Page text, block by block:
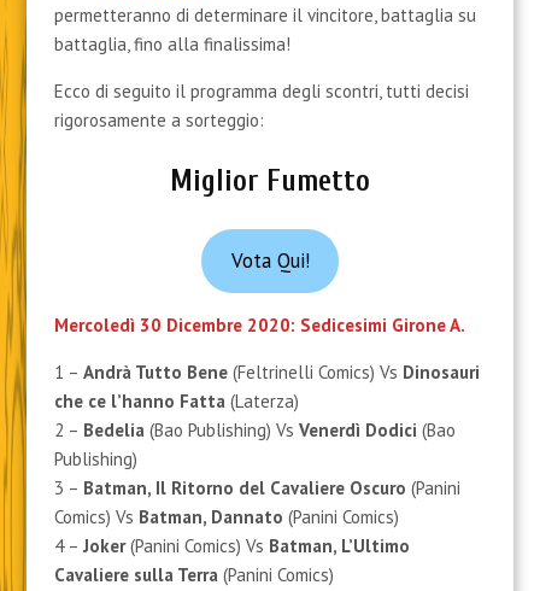
permetteranno di determinare il vincitore, battaglia su
battaglia, fino alla finalissima!
Ecco di seguito il programma degli scontri, tutti decisi
rigorosamente a sorteggio:
Miglior Fumetto
Vota Qui!
Mercoledì 30 Dicembre 2020: Sedicesimi Girone A.
1 – Andrà Tutto Bene(Feltrinelli Comics) Vs Dinosauri
che ce l’hanno Fatta(Laterza)
2 – Bedelia(Bao Publishing) Vs Venerdì Dodici (Bao
Publishing)
3 – Batman, Il Ritorno del Cavaliere Oscuro (Panini
Comics) Vs Batman, Dannato (Panini Comics)
4 –Joker(Panini Comics) Vs Batman, L’Ultimo
Cavaliere sulla Terra(Panini Comics)